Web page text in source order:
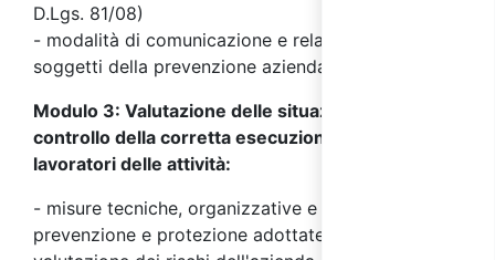
D.Lgs. 81/08)
- modalità di comunicazione e relazione con i
soggetti della prevenzione aziendale
Modulo 3: Valutazione delle situazioni di rischio e
controllo della corretta esecuzione da parte dei
lavoratori delle attività:
- misure tecniche, organizzative e procedurali di
prevenzione e protezione adottate a seguito della